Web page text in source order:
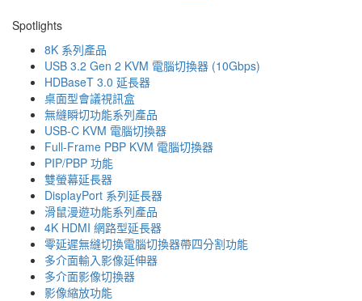
Spotlights
8K 系列產品
USB 3.2 Gen 2 KVM 電腦切換器 (10Gbps)
HDBaseT 3.0 延長器
桌面型會議視訊盒
無縫瞬切功能系列產品
USB-C KVM 電腦切換器
Full-Frame PBP KVM 電腦切換器
PIP/PBP 功能
雙螢幕延長器
DisplayPort 系列延長器
滑鼠漫遊功能系列產品
4K HDMI 網路型延長器
零延遲無縫切換電腦切換器帶四分割功能
多介面輸入影像延伸器
多介面影像切換器
影像縮放功能